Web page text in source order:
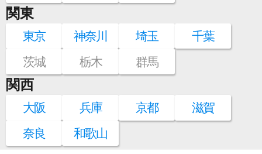
関東
東京 神奈川 埼玉
千葉
茨城
栃木 群馬
関西
大阪 兵庫 京都
滋賀
奈良
和歌山